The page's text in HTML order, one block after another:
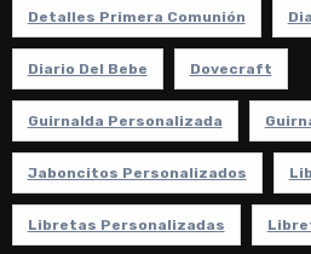
Detalles Primera Comunión
Diario Del Bebe Dovecraft
Guirnalda Personalizada
Jaboncitos Personalizados
Libretas Personalizadas